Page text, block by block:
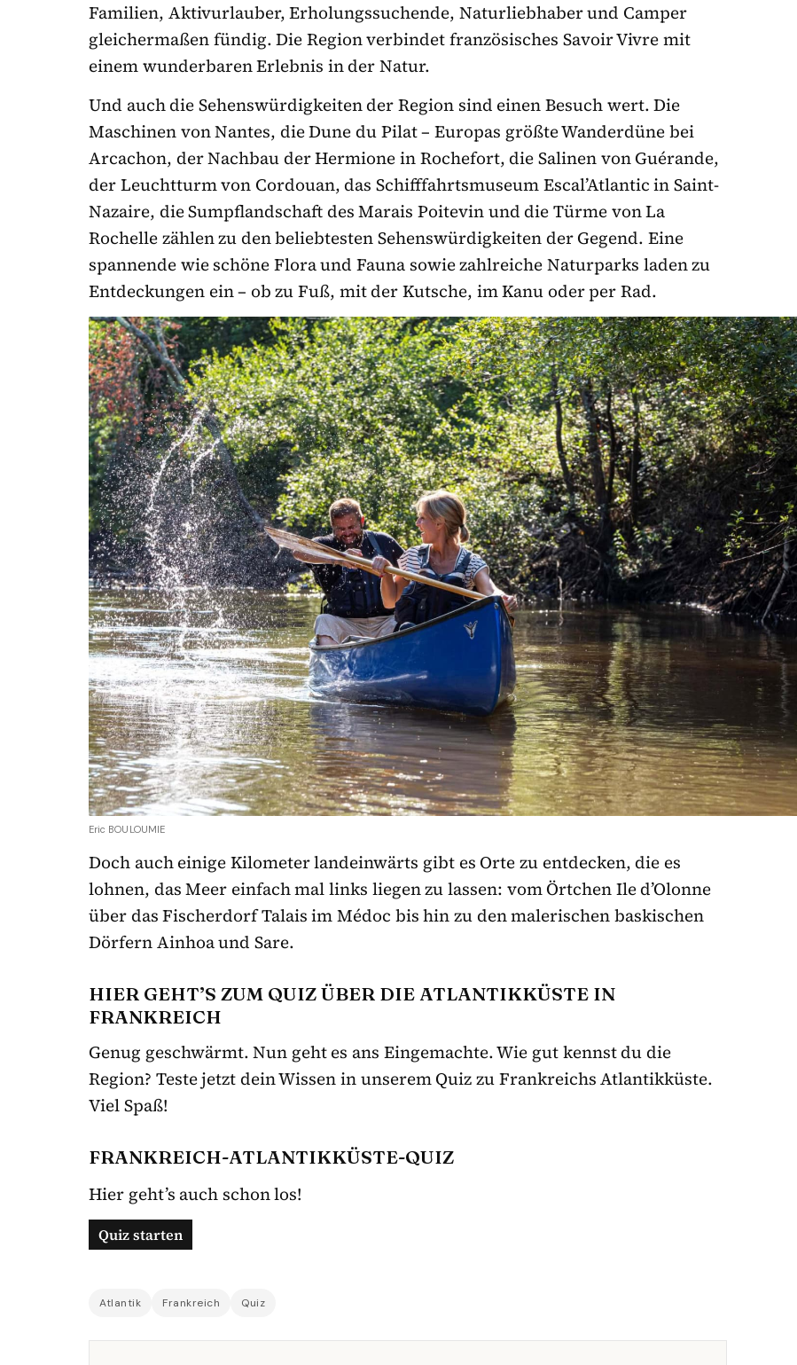
Familien, Aktivurlauber, Erholungssuchende, Naturliebhaber und Camper
gleichermaßen fündig. Die Region verbindet französisches Savoir Vivre mit
einem wunderbaren Erlebnis in der Natur.
Und auch die Sehenswürdigkeiten der Region sind einen Besuch wert. Die
Maschinen von Nantes, die Dune du Pilat – Europas größte Wanderdüne bei
Arcachon, der Nachbau der Hermione in Rochefort, die Salinen von Guérande,
der Leuchtturm von Cordouan, dasSchifffahrtsmuseumEscal’Atlantic in Saint-
Nazaire, die Sumpflandschaft des Marais Poitevin und die Türme von La
Rochelle zählen zu den beliebtesten Sehenswürdigkeiten der Gegend. Eine
spannende wie schöne Flora und Fauna sowie zahlreiche Naturparks laden zu
Entdeckungen ein – ob zu Fuß, mit der Kutsche, im Kanu oder per Rad.
Eric BOULOUMIE
Doch auch einige Kilometer landeinwärts gibt es Orte zu entdecken, die es
lohnen, das Meer einfach mal links liegen zu lassen: vom Örtchen Ile d’Olonne
über das Fischerdorf Talais im Médoc bis hin zu den malerischen baskischen
Dörfern Ainhoa und Sare.
HIER GEHT’S ZUM QUIZ ÜBER DIE ATLANTIKKÜSTE IN
FRANKREICH
Genug geschwärmt. Nun geht es ans Eingemachte. Wie gut kennst du die
Region? Teste jetzt dein Wissen in unserem Quiz zu Frankreichs Atlantikküste.
Viel Spaß!
FRANKREICH-ATLANTIKKÜSTE-QUIZ
Hier geht’s auch schon los!
Atlantik Frankreich Quiz